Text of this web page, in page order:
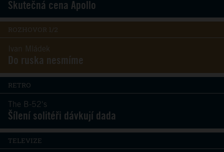
Skutečná cena Apollo
ROZHOVOR 1/2
Ivan Mládek
Do ruska nesmíme
RETRO
The B-52's
Šílení solitéři dávkují dada
TELEVIZE